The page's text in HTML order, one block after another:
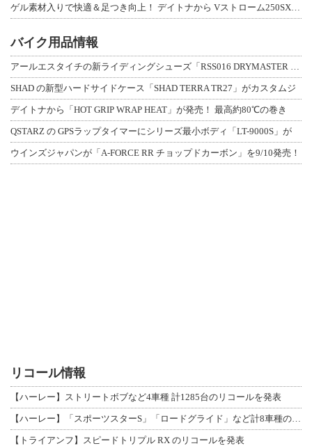
ゲル素材入りで快適＆足つき向上！ デイトナから Vストローム250SX用「快適ロ
バイク用品情報
アールエスタイチの新ライディングシューズ「RSS016 DRYMASTER スト
SHAD の新型ハードサイドケース「SHAD TERRA TR27」がカスタムジ
デイトナから「HOT GRIP WRAP HEAT」が発売！ 最高約80℃の巻き
QSTARZ の GPSラップタイマーにシリーズ最小ボディ「LT-9000S」が
ウインズジャパンが「A-FORCE RR チョップドカーボン」を9/10発売！
リコール情報
【ハーレー】ストリートボブなど4車種 計1285台のリコールを発表
【ハーレー】「スポーツスターS」「ロードグライド」など計8車種のリコールを発表
【トライアンフ】スピードトリプル RX のリコールを発表